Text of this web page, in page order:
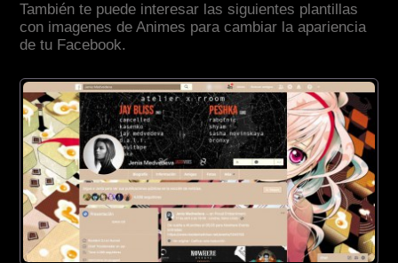
También te puede interesar las siguientes plantillas
con imagenes de Animes para cambiar la apariencia
de tu Facebook.